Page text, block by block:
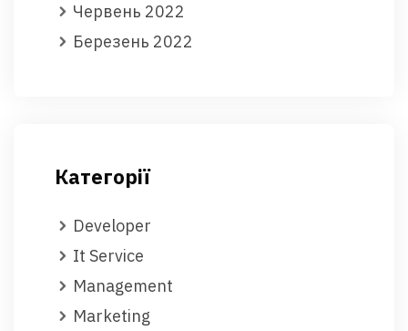
Червень 2022
Березень 2022
Категорії
Developer
It Service
Management
Marketing